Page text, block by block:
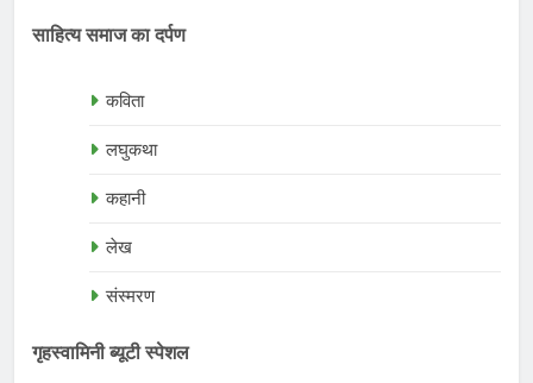
साहित्य समाज का दर्पण
कविता
लघुकथा
कहानी
लेख
संस्मरण
गृहस्वामिनी ब्यूटी स्पेशल